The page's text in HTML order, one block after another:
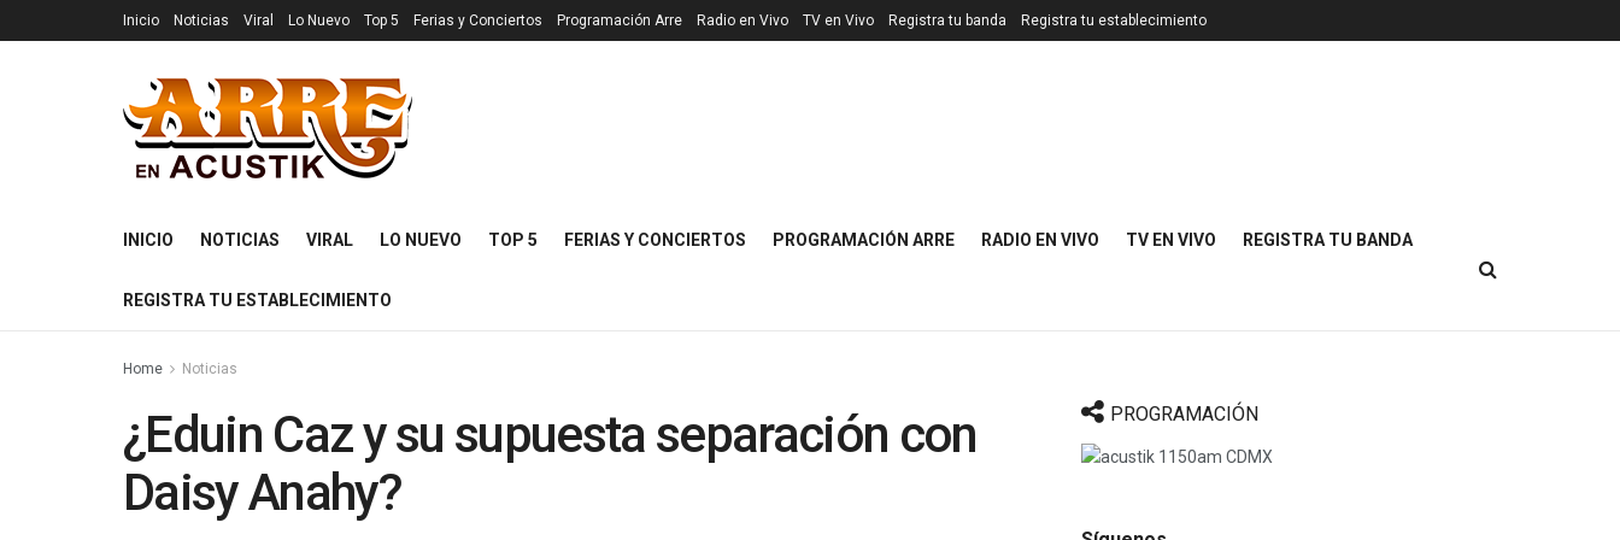
Inicio Noticias Viral Lo Nuevo Top 5 Ferias y Conciertos Programación Arre Radio en Vivo TV en Vivo Registra tu banda Registra tu establecimiento
INICIO NOTICIAS VIRAL LO NUEVO TOP 5 FERIAS Y CONCIERTOS PROGRAMACIÓN ARRE RADIO EN VIVO TV EN VIVO REGISTRA TU BANDA
REGISTRA TU ESTABLECIMIENTO
Home Noticias
¿Eduin Caz y su supuesta separación con
Daisy Anahy?
PROGRAMACIÓN